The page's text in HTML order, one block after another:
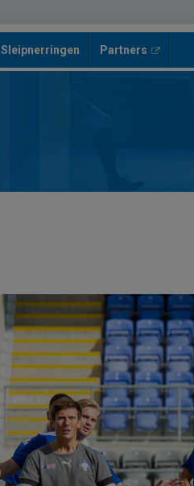
Sleipnerringen Partners